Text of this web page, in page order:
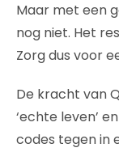
Maar met een
nog niet. Het
Zorg dus voor
De kracht van
‘echte leven’
codes tegen in